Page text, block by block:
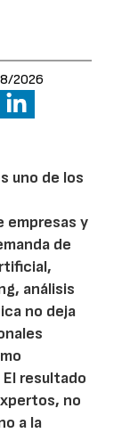
2026
uno de los
empresas y
de
análisis
no deja
resultado
no
a la